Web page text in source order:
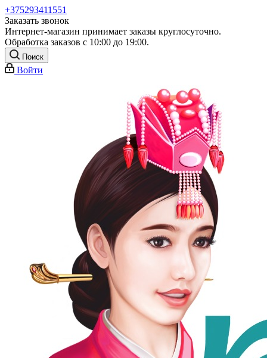
+375293411551
Заказать звонок
Интернет-магазин принимает заказы круглосуточно.
Обработка заказов с 10:00 до 19:00.
Поиск
Войти